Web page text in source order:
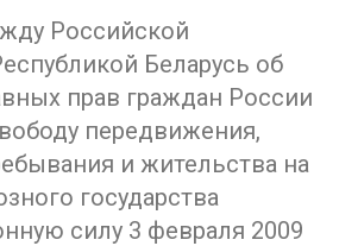
Российской
Беларусь об
прав граждан России
передвижения,
и жительства на
государства
силу 3 февраля 2009